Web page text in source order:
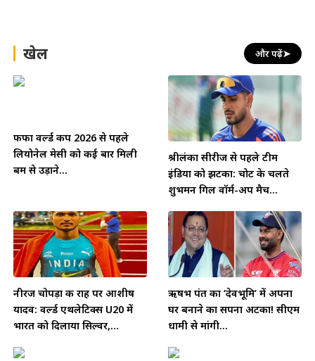
खेल और पढ़ें➤
फीफा वर्ल्ड कप 2026 से पहले
लियोनेल मेसी को कई बार मिली
बम से उड़ाने...
श्रीलंका सीरीज से पहले टीम
इंडिया को झटका: चोट के चलते
शुभमन गिल वॉर्म-अप मैच...
नीरज चोपड़ा की राह पर आशीष
यादव: वर्ल्ड एथलेटिक्स U20 में
भारत को दिलाया सिल्वर,...
ऋषभ पंत का ‘देवभूमि’ में अपना
घर बनाने का सपना अटका! सीएम
धामी से मांगी...